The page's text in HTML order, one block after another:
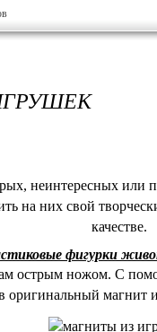
неинтересных
на них свой
качестве.
фигурки
острым ножом. С
оригинальный магнит